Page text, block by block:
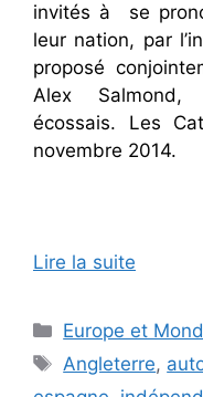
invités à se
leur nation, par
proposé
Alex Salmond,
écossais. Les
novembre 2014.
Lire la suite
Catégories
Europe et
Étiquettes
Angleterre,